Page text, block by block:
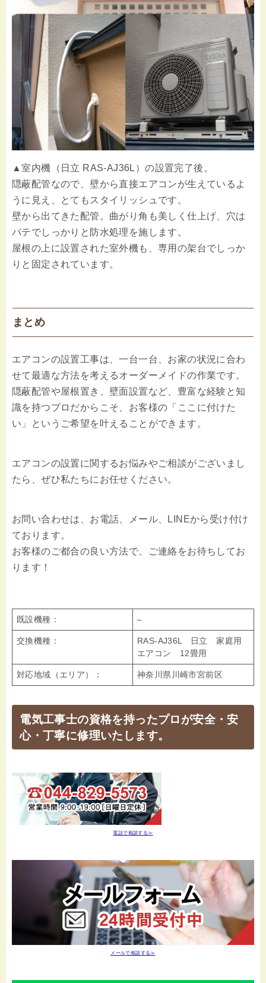
▲室内機（日立 RAS-AJ36L）の設置完了後。
隠蔽配管なので、壁から直接エアコンが生えているよ
うに見え、とてもスタイリッシュです。
壁から出てきた配管。曲がり角も美しく仕上げ、穴は
パテでしっかりと防水処理を施します。
屋根の上に設置された室外機も、専用の架台でしっか
りと固定されています。
まとめ
エアコンの設置工事は、一台一台、お家の状況に合わ
せて最適な方法を考えるオーダーメイドの作業です。
隠蔽配管や屋根置き、壁面設置など、豊富な経験と知
識を持つプロだからこそ、お客様の「ここに付けた
い」というご希望を叶えることができます。
エアコンの設置に関するお悩みやご相談がございまし
たら、ぜひ私たちにお任せください。
お問い合わせは、お電話、メール、LINEから受け付け
ております。
お客様のご都合の良い方法で、ご連絡をお待ちしてお
ります！
既設機種： –
交換機種：
RAS-AJ36L 日立 家庭用
エアコン 12畳用
対応地域（エリア）： 神奈川県川崎市宮前区
電気工事士の資格を持ったプロが安全・安
心・丁寧に修理いたします。
電話で相談する≫
メールで相談する≫